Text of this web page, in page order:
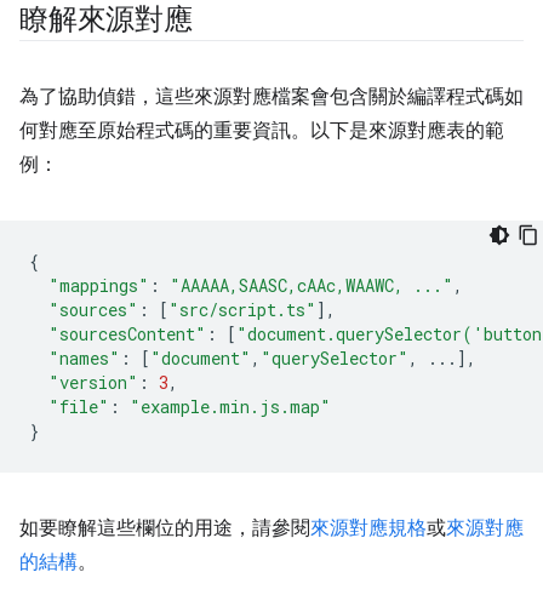
瞭解來源對應
為了協助偵錯，這些來源對應檔案會包含關於編譯程式碼如
何對應至原始程式碼的重要資訊。以下是來源對應表的範
例：
{
"mappings" : "AAAAA,SAASC,cAAc,WAAWC, ..." ,
"sources" : [ "src/script.ts" ],
"sourcesContent" : [
"names" : [ "document" , "querySelector" ,
...],
"version" : 3,
"file" :
"example.min.js.map"
}
如要瞭解這些欄位的用途，請參閱來源對應規格或來源對應
的結構。